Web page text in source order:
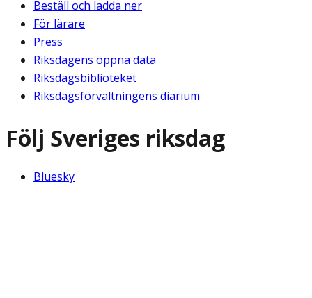
Beställ och ladda ner
För lärare
Press
Riksdagens öppna data
Riksdagsbiblioteket
Riksdagsförvaltningens diarium
Följ Sveriges riksdag
Bluesky